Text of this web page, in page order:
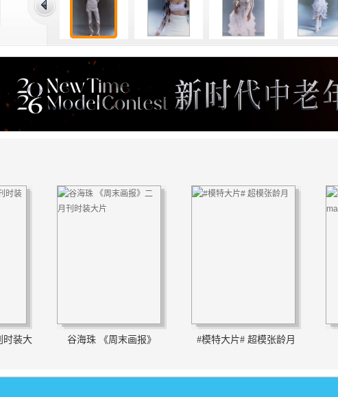
时装大 谷海珠 《周末画报》 #模特大片# 超模张龄月